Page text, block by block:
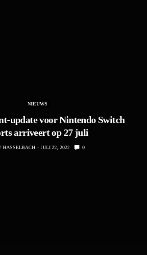
NIEUWS
update voor Nintendo Switch
arriveert op 27 juli
HASSELBACH JULI 22, 2022 0